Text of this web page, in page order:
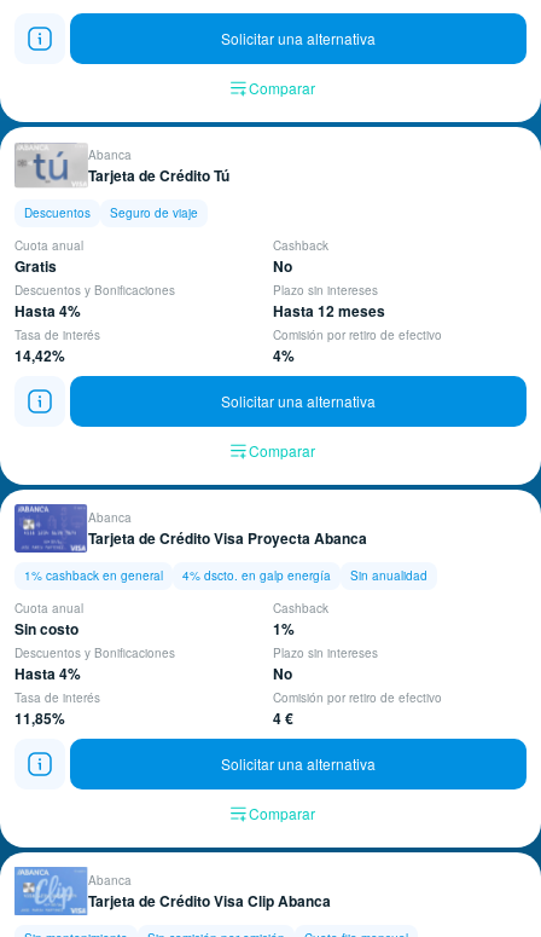
Solicitar una alternativa
Comparar
Abanca
Tarjeta de Crédito Tú
Descuentos
Seguro de viaje
Cuota anual
Gratis
Cashback
No
Descuentos y Bonificaciones
Hasta 4%
Plazo sin intereses
Hasta 12 meses
Tasa de interés
14,42%
Comisión por retiro de efectivo
4%
Solicitar una alternativa
Comparar
Abanca
Tarjeta de Crédito Visa Proyecta Abanca
1% cashback en general 4% dscto. en galp energía
Sin anualidad
Cuota anual
Sin costo
Cashback
1%
Descuentos y Bonificaciones
Hasta 4%
Plazo sin intereses
No
Tasa de interés
11,85%
Comisión por retiro de efectivo
4 €
Solicitar una alternativa
Comparar
Abanca
Tarjeta de Crédito Visa Clip Abanca